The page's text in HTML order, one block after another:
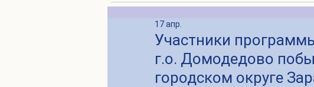
Участники
г.о. Домодедово
городском округе
17 апр.